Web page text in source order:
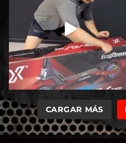
CARGAR MÁS